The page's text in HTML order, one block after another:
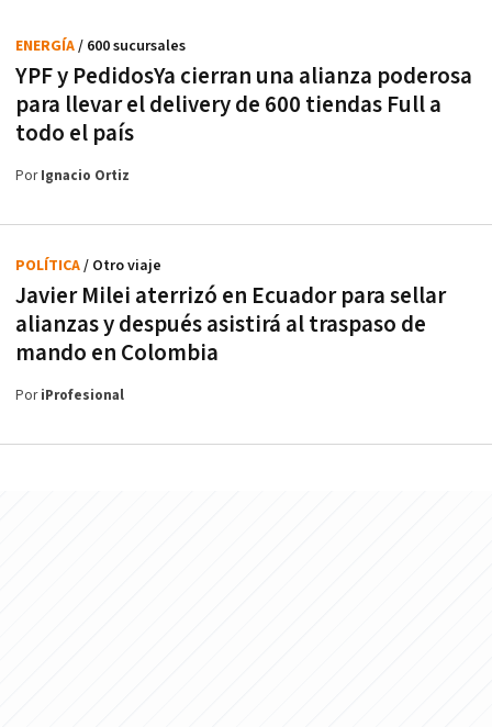
YPF y PedidosYa cierran una alianza poderosa
para llevar el delivery de 600 tiendas Full a
todo el país
ENERGÍA/ 600 sucursales
PorIgnacio Ortiz
Javier Milei aterrizó en Ecuador para sellar
alianzas y después asistirá al traspaso de
mando en Colombia
POLÍTICA/ Otro viaje
PoriProfesional